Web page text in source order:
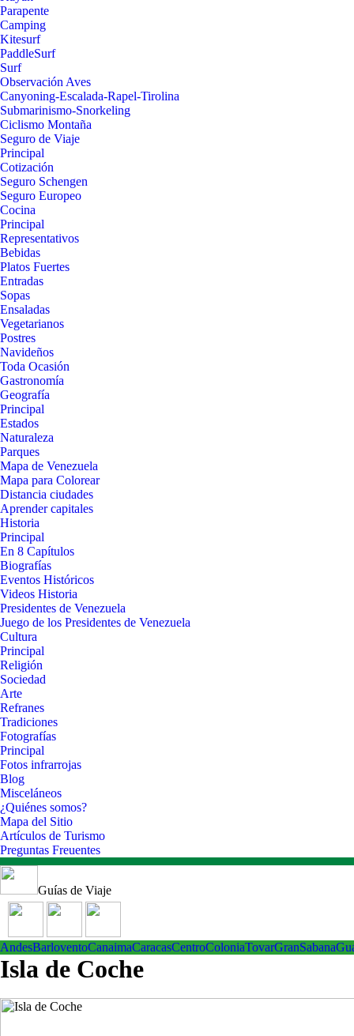
Parapente
Camping
Kitesurf
PaddleSurf
Surf
Observación Aves
Canyoning-Escalada-Rapel-Tirolina
Submarinismo-Snorkeling
Ciclismo Montaña
Seguro de Viaje
Principal
Cotización
Seguro Schengen
Seguro Europeo
Cocina
Principal
Representativos
Bebidas
Platos Fuertes
Entradas
Sopas
Ensaladas
Vegetarianos
Postres
Navideños
Toda Ocasión
Gastronomía
Geografía
Principal
Estados
Naturaleza
Parques
Mapa de Venezuela
Mapa para Colorear
Distancia ciudades
Aprender capitales
Historia
Principal
En 8 Capítulos
Biografías
Eventos Históricos
Videos Historia
Presidentes de Venezuela
Juego de los Presidentes de Venezuela
Cultura
Principal
Religión
Sociedad
Arte
Refranes
Tradiciones
Fotografías
Principal
Fotos infrarrojas
Blog
Misceláneos
¿Quiénes somos?
Mapa del Sitio
Artículos de Turismo
Preguntas Freuentes
Guías de Viaje
AndesBarloventoCanaimaCaracasCentroColoniaTovarGranSabana
Isla de Coche